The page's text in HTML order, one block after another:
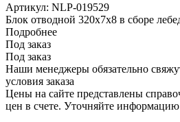
Артикул: NLP-019529
Блок отводной 320х7х8 в сборе
Подробнее
Под заказ
Под заказ
Наши менеджеры обязательно
условия заказа
Цены на сайте представлены
цен в счете. Уточняйте